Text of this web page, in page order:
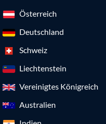
Österreich
Deutschland
Schweiz
Liechtenstein
Vereinigtes Königreich
Australien